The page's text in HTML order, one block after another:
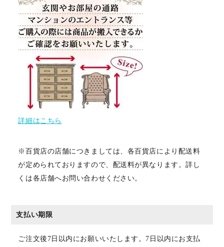
詳細はこちら
※百貨店の店舗につきましては、各百貨店により配送料
が定められておりますので、配送料が異なります。詳し
くは各店舗へお問い合わせください。
支払い期限
ご注文後7日以内にお願いいたします。7日以内にお支払